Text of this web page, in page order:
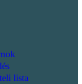
lista